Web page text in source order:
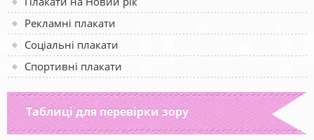
Рекламні плакати
Соціальні плакати
Спортивні плакати
Таблиці для перевірки зору